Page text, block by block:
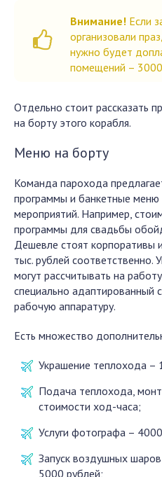
Внимание! Если
организовали
нужно будет
помещений –
Отдельно стоит рассказать
на борту этого корабля.
Меню на борту
Команда парохода
программы и банкетные
мероприятий. Например,
программы для свадьбы
Дешевле стоят корпоративы
тыс. рублей соответственно.
могут рассчитывать на
специально адаптированный
рабочую аппаратуру.
Есть множество
Украшение теплохода –
Подача теплохода,
стоимости ход-часа;
Услуги фотографа –
Запуск воздушных
5000 рублей;